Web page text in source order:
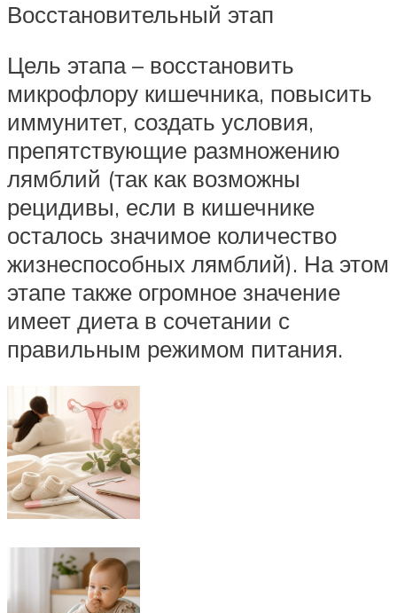
Восстановительный этап
Цель этапа – восстановить
микрофлору кишечника, повысить
иммунитет, создать условия,
препятствующие размножению
лямблий (так как возможны
рецидивы, если в кишечнике
осталось значимое количество
жизнеспособных лямблий). На этом
этапе также огромное значение
имеет диета в сочетании с
правильным режимом питания.